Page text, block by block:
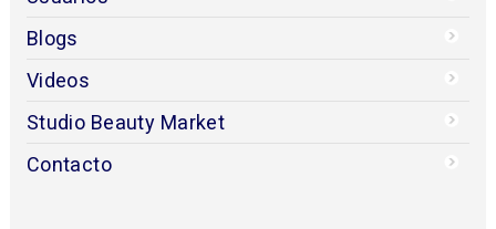
Blogs
Videos
Studio Beauty Market
Contacto